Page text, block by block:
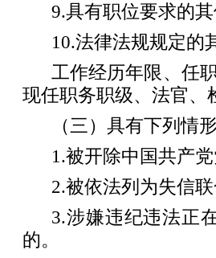
9.具有职位要求的其
10.法律法规规定的
工作经历年限、任
现任职务职级、法官、
（三）具有下列情
1.被开除中国共产党
2.被依法列为失信联
3.涉嫌违纪违法正
的。